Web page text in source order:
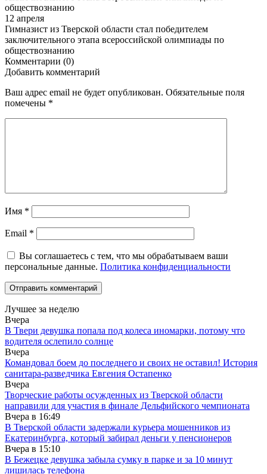
12 апреля
Гимназист из Тверской области стал победителем
заключительного этапа всероссийской олимпиады по
обществознанию
Комментарии (0)
Добавить комментарий
Ваш адрес email не будет опубликован. Обязательные поля
помечены *
Имя *
Email *
Вы соглашаетесь с тем, что мы обрабатываем ваши
персональные данные. Политика конфиденциальности
Лучшее за неделю
Вчера
В Твери девушка попала под колеса иномарки, потому что
водителя ослепило солнце
Вчера
Командовал боем до последнего и своих не оставил! История
санитара-разведчика Евгения Остапенко
Вчера
Творческие работы осужденных из Тверской области
направили для участия в финале Дельфийского чемпионата
Вчера в 16:49
В Тверской области задержали курьера мошенников из
Екатеринбурга, который забирал деньги у пенсионеров
Вчера в 15:10
В Бежецке девушка забыла сумку в парке и за 10 минут
лишилась телефона